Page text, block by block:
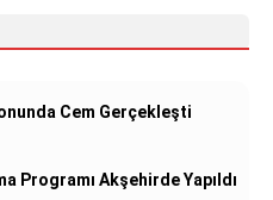
Cem Gerçekleşti
Programı Akşehirde Yapıldı